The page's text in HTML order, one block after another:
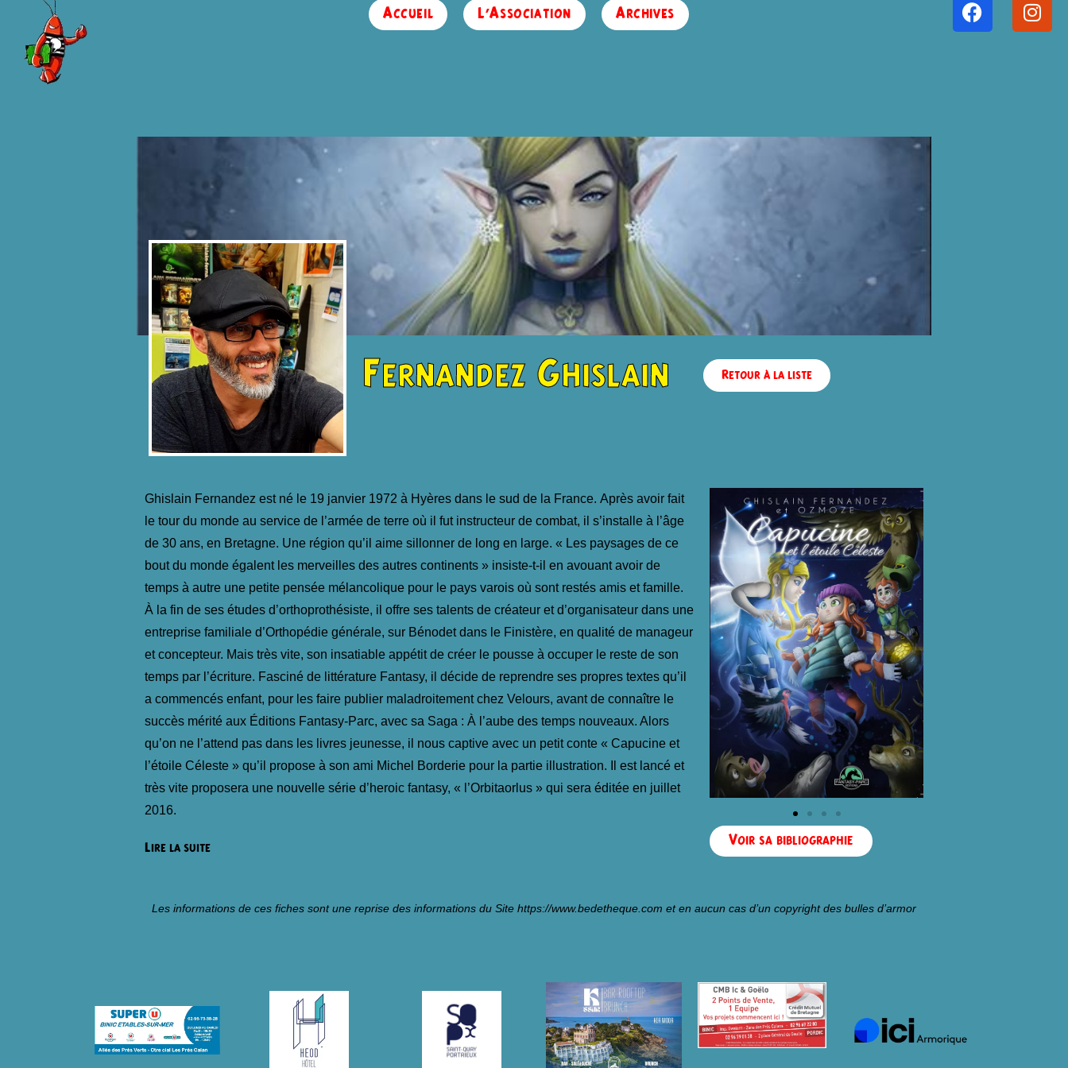
Accueil L’Association Archives
Fernandez Ghislain Retour à la liste
Ghislain Fernandez est né le 19 janvier 1972 à Hyères dans le sud de la France. Après avoir fait
le tour du monde au service de l’armée de terre où il fut instructeur de combat, il s’installe à l’âge
de 30 ans, en Bretagne. Une région qu’il aime sillonner de long en large. « Les paysages de ce
bout du monde égalent les merveilles des autres continents » insiste-t-il en avouant avoir de
temps à autre une petite pensée mélancolique pour le pays varois où sont restés amis et famille.
À la fin de ses études d’orthoprothésiste, il offre ses talents de créateur et d’organisateur dans une
entreprise familiale d’Orthopédie générale, sur Bénodet dans le Finistère, en qualité de manageur
et concepteur. Mais très vite, son insatiable appétit de créer le pousse à occuper le reste de son
temps par l’écriture. Fasciné de littérature Fantasy, il décide de reprendre ses propres textes qu’il
a commencés enfant, pour les faire publier maladroitement chez Velours, avant de connaître le
succès mérité aux Éditions Fantasy-Parc, avec sa Saga : À l’aube des temps nouveaux. Alors
qu’on ne l’attend pas dans les livres jeunesse, il nous captive avec un petit conte « Capucine et
l’étoile Céleste » qu’il propose à son ami Michel Borderie pour la partie illustration. Il est lancé et
très vite proposera une nouvelle série d’heroic fantasy, « l’Orbitaorlus » qui sera éditée en juillet
2016.
Lire la suite Voir sa bibliographie
Les informations de ces fiches sont une reprise des informations du Site https://www.bedetheque.com et en aucun cas d’un copyright des bulles d’armor